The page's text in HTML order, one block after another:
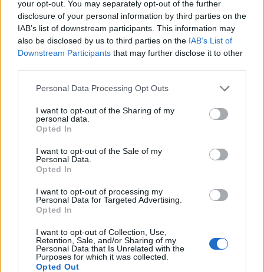
your opt-out. You may separately opt-out of the further
disclosure of your personal information by third parties on the
IAB’s list of downstream participants. This information may
also be disclosed by us to third parties on the IAB’s List of
Downstream Participants that may further disclose it to other
Personal Data Processing Opt Outs
I want to opt-out of the Sharing of my
personal data.
Opted In
I want to opt-out of the Sale of my
Personal Data.
Opted In
I want to opt-out of processing my
Personal Data for Targeted Advertising.
Opted In
I want to opt-out of Collection, Use,
Retention, Sale, and/or Sharing of my
Personal Data that Is Unrelated with the
Purposes for which it was collected.
Opted Out